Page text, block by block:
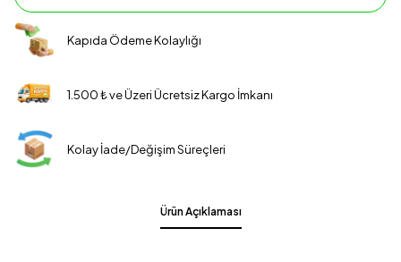
Kapıda Ödeme Kolaylığı
1.500 ₺ ve Üzeri Ücretsiz Kargo İmkanı
Kolay İade/Değişim Süreçleri
Ürün Açıklaması